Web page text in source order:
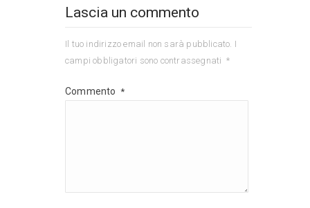
Lascia un commento
Il tuo indirizzo email non sarà pubblicato. I
campi obbligatori sono contrassegnati *
Commento *